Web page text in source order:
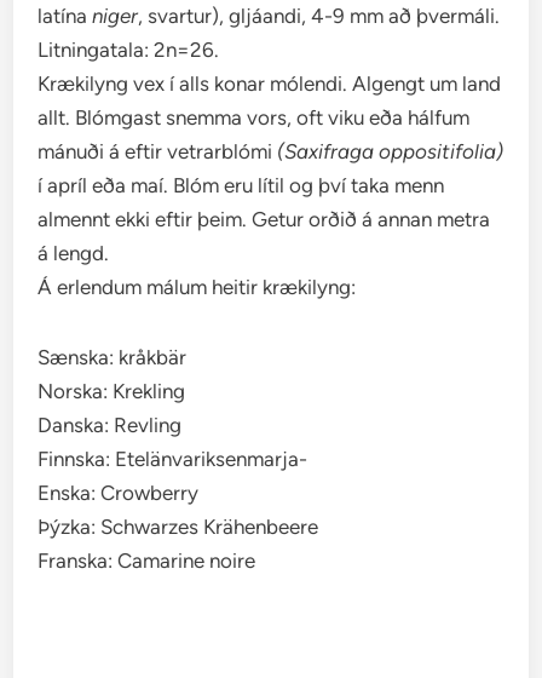
latínaniger, svartur), gljáandi, 4-9 mm að þvermáli.
Litningatala: 2n=26.
Krækilyng vex í alls konar mólendi. Algengt um land
allt. Blómgast snemma vors, oft viku eða hálfum
mánuði á eftir vetrarblómi (Saxifraga oppositifolia)
í apríl eða maí. Blóm eru lítil og því taka menn
almennt ekki eftir þeim. Getur orðið á annan metra
á lengd.
Á erlendum málum heitir krækilyng:
Sænska: kråkbär
Norska: Krekling
Danska: Revling
Finnska: Etelänvariksenmarja-
Enska: Crowberry
Þýzka: Schwarzes Krähenbeere
Franska: Camarine noire